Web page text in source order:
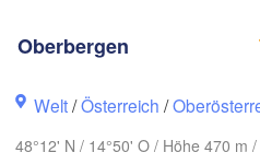
Oberbergen
Welt/Österreich /
48°12' N / 14°50' O / Höhe 470 m
Berlin